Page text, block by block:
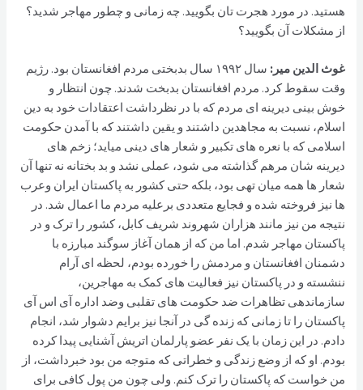
هستید. در مورد هجرت تان بگویید. چه زمانی و چطور مهاجر شدید؟
از مشکلات آن بگویید؟
غوث الدین مير:
سال ۱۹۹۲ سال بدبختی مردم افغانستان بود. رژیم
وقت سقوط کرد. مردم افغانستان بدبخت شدند. چون انتظار و
خوش بینی دیرینه ای مردم که با در نظرداشت اعتقادات خود به دین
اسلام، نسبت به مجاهدین داشتند و یقین داشتند که با آمدن حکومت
اسلامی که با نعره های تکبیر و شعار های دینی میاید؛ زخم های
دیرینه شان مرهم گذاشته می شود، عملی نشد و بد بختانه نه تنها آن
شعار ها همه میان تهی بود، بلکه حتی کشور به پاکستان ایران وعرب
ها نیز فروخته شده و فجایع متعددی برعلیه مردم ما اعمال شد. در
نتیجه من نیز مانند هزاران شهروند شریف کابل، کشور را ترک و در
پاکستان مهاجر شدم. اما من که از همان آغاز سوگند مبارزه با
دشمنان افغانستان و مردمش را خورده بودم، لحظه ای آرام
ننشسته و در پاکستان نیز فعالیت های کمک به مهاجرین،
سازماندهی تظاهرات ضد حکومت های تقلبی وضد اداره آی اس آی
پاکستان را تا زمانی که زنده گی در آنجا نیز برایم دشوار شد، انجام
دادم. در این زمان با یک نفر عضو پارلمان اتریش آشنایی پیدا کرده
بودم. او که از وضع زندگی و خطراتی که متوجه من بود خبرداشت، از
من خواست که پاکستان را ترک کنم. ولی چون من پول کافی برای